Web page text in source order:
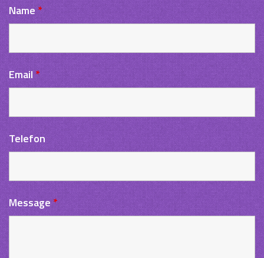
Name*
Email*
Telefon
Message *